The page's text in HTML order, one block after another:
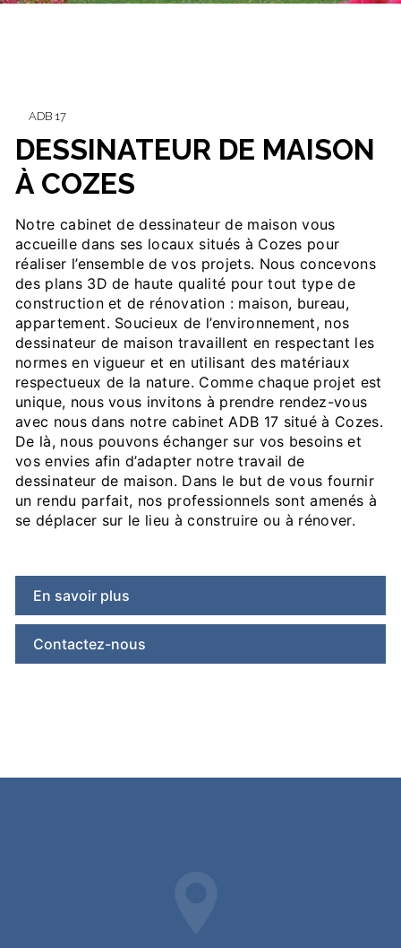
ADB 17
DESSINATEUR DE MAISON
À COZES
Notre cabinet de dessinateur de maison vous
accueille dans ses locaux situés à Cozes pour
réaliser l’ensemble de vos projets. Nous concevons
des plans 3D de haute qualité pour tout type de
construction et de rénovation : maison, bureau,
appartement. Soucieux de l’environnement, nos
dessinateur de maison travaillent en respectant les
normes en vigueur et en utilisant des matériaux
respectueux de la nature. Comme chaque projet est
unique, nous vous invitons à prendre rendez-vous
avec nous dans notre cabinet ADB 17 situé à Cozes.
De là, nous pouvons échanger sur vos besoins et
vos envies afin d’adapter notre travail de
dessinateur de maison. Dans le but de vous fournir
un rendu parfait, nos professionnels sont amenés à
se déplacer sur le lieu à construire ou à rénover.
En savoir plus
Contactez-nous